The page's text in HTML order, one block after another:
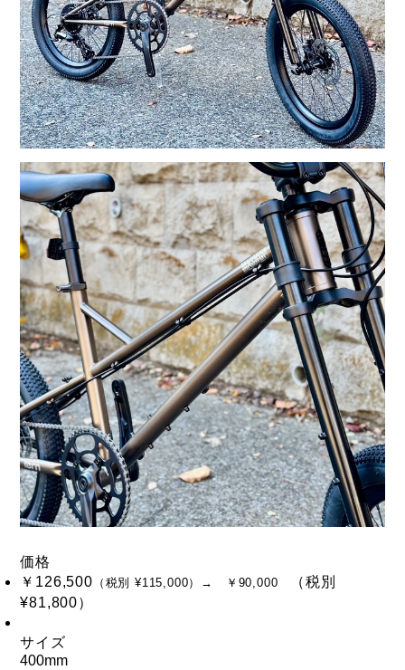
価格
￥126,500 （税別 ¥115,000）→ ￥90,000
（税別
¥81,800）
サイズ
400mm